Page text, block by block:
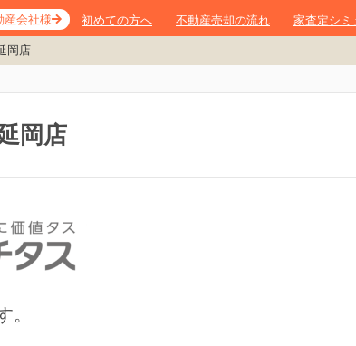
産会社様 初めての方へ 不動産売却の流れ 家査定シミ
岡店
岡店
。